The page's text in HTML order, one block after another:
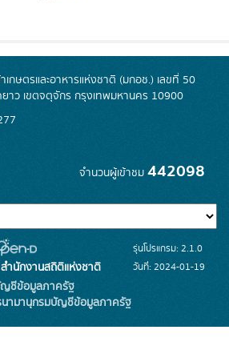
กษตรและอาหารแห่งชาติ (มกอช.) เลขที่ 50
าว เขตจตุจักร กรุงเทพมหานคร 10900
จำนวนผู้เข้าชม 442098
สำนักงานสถิติแห่งชาติ
ญชีข้อมูลภาครัฐ
นามานุกรมบัญชีข้อมูลภาครัฐ
รุ่นโปรแกรม: 2.1.0
วันที่: 2024-01-19